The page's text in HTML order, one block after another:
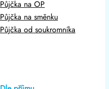
Půjčka na OP
Půjčka na směnku
Půjčka od soukromníka